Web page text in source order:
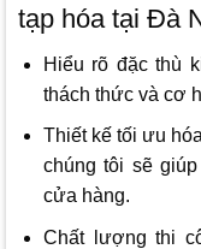
tạp hóa tại Đà
Hiểu rõ đặc thù
thách thức và cơ
Thiết kế tối ưu
chúng tôi sẽ
cửa hàng.
Chất lượng thi